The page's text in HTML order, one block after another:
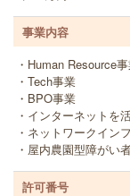
事業内容
・Human Resource
・Tech事業
・BPO事業
・インターネットを
・ネットワークイン
・屋内農園型障がい
許可番号